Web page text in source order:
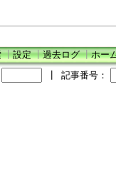
┃設定┃過去ログ┃ホー
記事番号：